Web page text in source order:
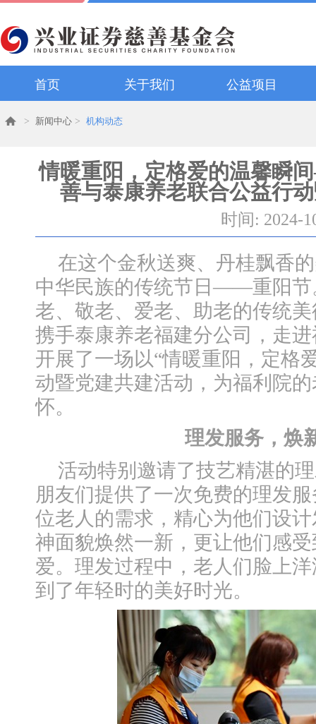
首页 关于我们 公益项目
> 新闻中心 > 机构动态
情暖重阳，定格爱的温馨瞬
善与泰康养老联合公益行
时间: 2024-
在这个金秋送爽、丹桂飘香
中华民族的传统节日——重阳节
老、敬老、爱老、助老的传统
携手泰康养老福建分公司，走
开展了一场以“情暖重阳，定格
动暨党建共建活动，为福利院
怀。
理发服务，焕
活动特别邀请了技艺精湛的
朋友们提供了一次免费的理发
位老人的需求，精心为他们设
神面貌焕然一新，更让他们感
爱。理发过程中，老人们脸上
到了年轻时的美好时光。